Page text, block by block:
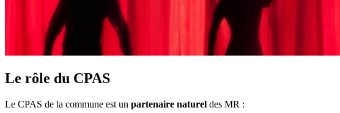
Le rôle du CPAS
Le CPAS de la commune est un partenaire naturel des MR :